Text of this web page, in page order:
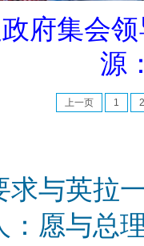
府集会
源
上一页 1 2
求与英拉
：愿与总